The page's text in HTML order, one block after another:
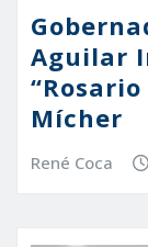
Aguilar
Mícher
René Coca